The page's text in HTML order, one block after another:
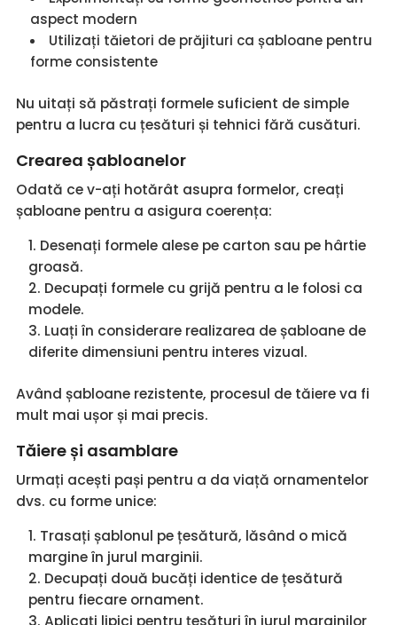
aspect modern
Utilizați tăietori de prăjituri ca șabloane pentru
forme consistente
Nu uitați să păstrați formele suficient de simple
pentru a lucra cu țesături și tehnici fără cusături.
Crearea șabloanelor
Odată ce v-ați hotărât asupra formelor, creați
șabloane pentru a asigura coerența:
Desenați formele alese pe carton sau pe hârtie
groasă.
Decupați formele cu grijă pentru a le folosi ca
modele.
Luați în considerare realizarea de șabloane de
diferite dimensiuni pentru interes vizual.
Având șabloane rezistente, procesul de tăiere va fi
mult mai ușor și mai precis.
Tăiere și asamblare
Urmați acești pași pentru a da viață ornamentelor
dvs. cu forme unice:
Trasați șablonul pe țesătură, lăsând o mică
margine în jurul marginii.
Decupați două bucăți identice de țesătură
pentru fiecare ornament.